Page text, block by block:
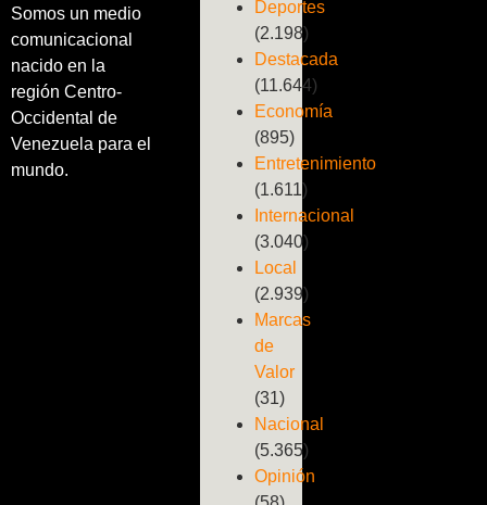
Somos un medio
comunicacional
nacido en la
región Centro-
Occidental de
Venezuela para el
mundo.
Deportes
(2.198)
Destacada
(11.644)
Economía
(895)
Entretenimiento
(1.611)
Internacional
(3.040)
Local
(2.939)
Marcas
de
Valor
(31)
Nacional
(5.365)
Opinión